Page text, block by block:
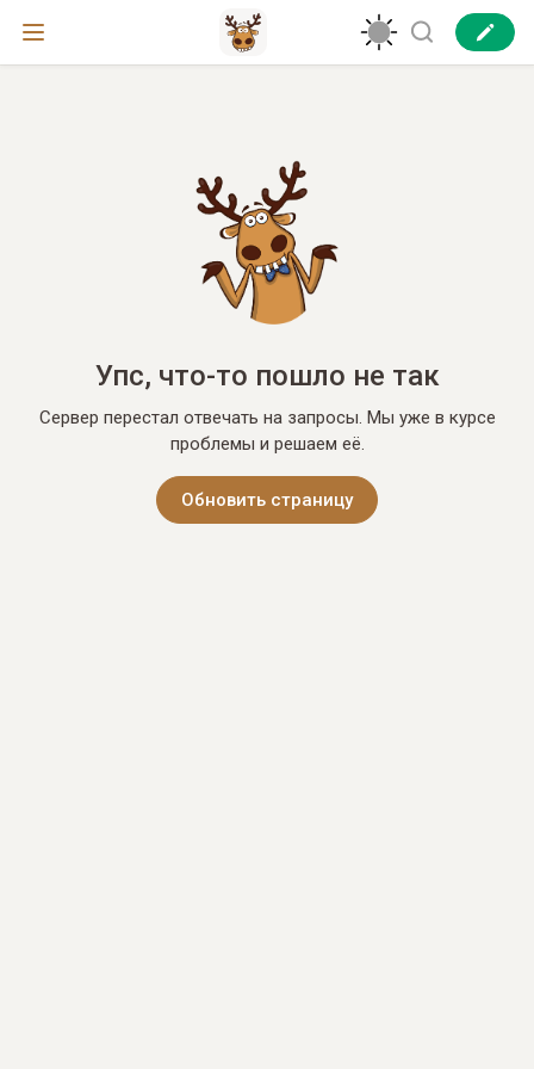
Упс, что-то пошло не так
Сервер перестал отвечать на запросы. Мы уже в курсе
проблемы и решаем её.
Обновить страницу